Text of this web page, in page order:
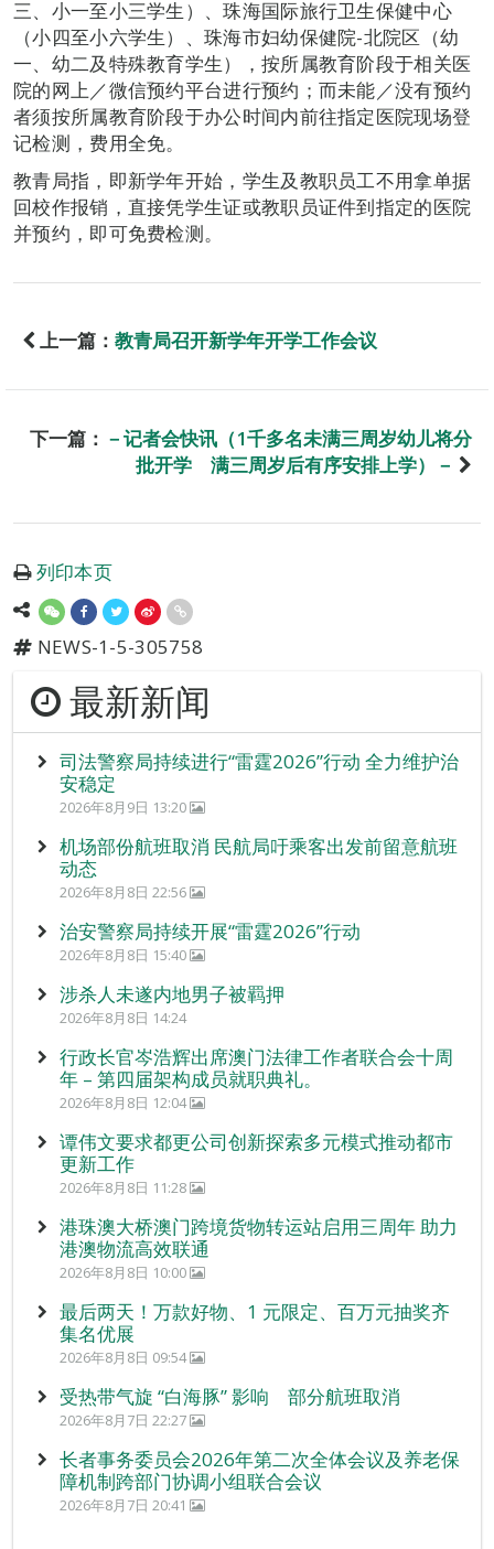
三、小一至小三学生）、珠海国际旅行卫生保健中心
（小四至小六学生）、珠海市妇幼保健院-北院区（幼
一、幼二及特殊教育学生），按所属教育阶段于相关医
院的网上／微信预约平台进行预约；而未能／没有预约
者须按所属教育阶段于办公时间内前往指定医院现场登
记检测，费用全免。
教青局指，即新学年开始，学生及教职员工不用拿单据
回校作报销，直接凭学生证或教职员证件到指定的医院
并预约，即可免费检测。
上一篇： 教青局召开新学年开学工作会议
下一篇： －记者会快讯（1千多名未满三周岁幼儿将分
批开学 满三周岁后有序安排上学）－
列印本页
NEWS-1-5-305758
最新新闻
司法警察局持续进行“雷霆2026”行动 全力维护治
安稳定
2026年8月9日 13:20
机场部份航班取消 民航局吁乘客出发前留意航班
动态
2026年8月8日 22:56
治安警察局持续开展“雷霆2026”行动
2026年8月8日 15:40
涉杀人未遂内地男子被羁押
2026年8月8日 14:24
行政长官岑浩辉出席澳门法律工作者联合会十周
年 – 第四届架构成员就职典礼。
2026年8月8日 12:04
谭伟文要求都更公司创新探索多元模式推动都市
更新工作
2026年8月8日 11:28
港珠澳大桥澳门跨境货物转运站启用三周年 助力
港澳物流高效联通
2026年8月8日 10:00
最后两天！万款好物、1 元限定、百万元抽奖齐
集名优展
2026年8月8日 09:54
受热带气旋 “白海豚” 影响 部分航班取消
2026年8月7日 22:27
长者事务委员会2026年第二次全体会议及养老保
障机制跨部门协调小组联合会议
2026年8月7日 20:41